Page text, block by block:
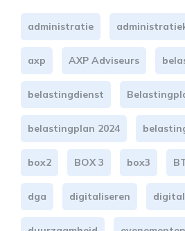
administratie
axp AXP Adviseurs
belastingdienst
belastingplan 2024
box2 BOX 3 box3
dga digitaliseren